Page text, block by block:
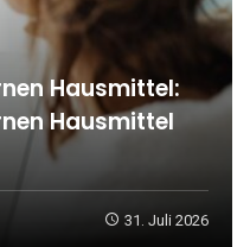
Hausmittel:
Hausmittel
31. Juli 2026